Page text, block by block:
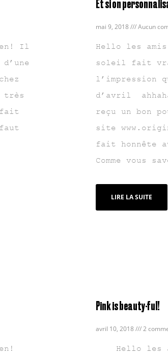
Il
très
fait
Et si on
mai 9, 2018 Aucun
Hello les
soleil fait
l’impression
d’avril
reçu un bon
site
fait honnête
Comme vous
LIRE LA SUITE
Pink is beauty-ful!
avril 10, 2018 2
Hello les